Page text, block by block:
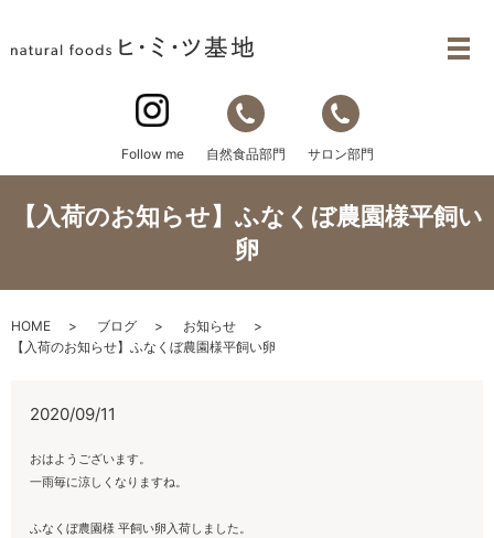
Follow me 自然食品部門 サロン部門
【入荷のお知らせ】ふなくぼ農園様平飼い
卵
HOME ブログ
お知らせ
【入荷のお知らせ】ふなくぼ農園様平飼い卵
2020/09/11
おはようございます。
一雨毎に涼しくなりますね。
ふなくぼ農園様 平飼い卵入荷しました。